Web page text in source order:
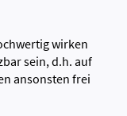
wirken
sein, d.h. auf
ansonsten frei